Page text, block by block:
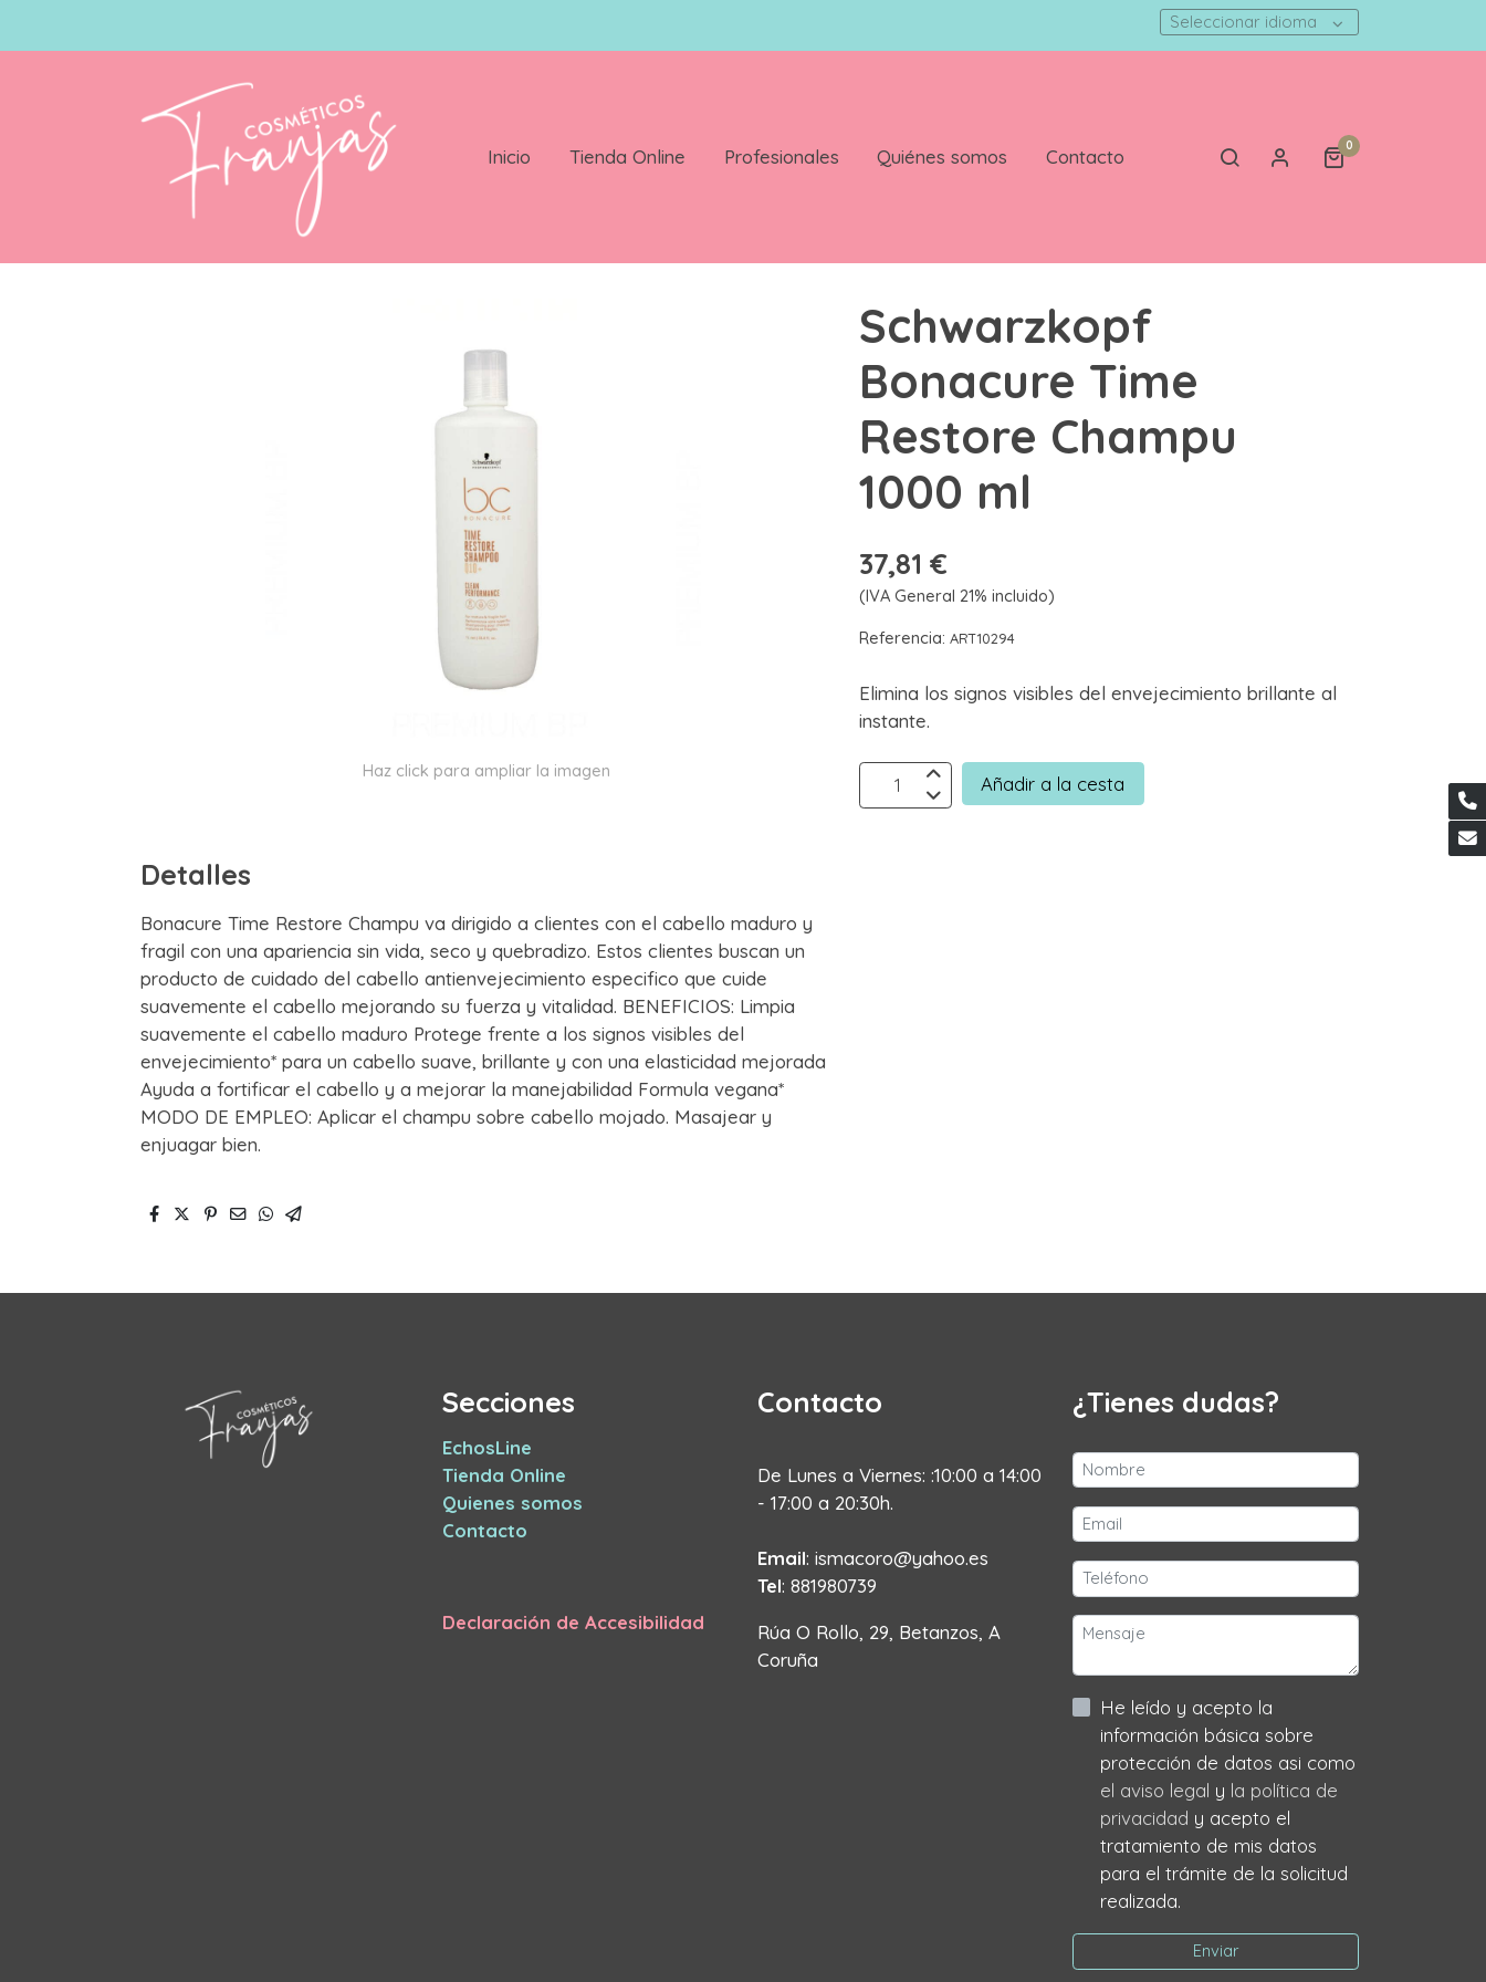
Seleccionar idioma
Inicio Tienda Online Profesionales Quiénes somos Contacto 0
Schwarzkopf Bonacure Time Restore Champu 1000 ml
Haz click para ampliar la imagen
Detalles
Bonacure Time Restore Champu va dirigido a clientes con el cabello maduro y
fragil con una apariencia sin vida, seco y quebradizo. Estos clientes buscan un
producto de cuidado del cabello antienvejecimiento especifico que cuide
suavemente el cabello mejorando su fuerza y vitalidad. BENEFICIOS: Limpia
suavemente el cabello maduro Protege frente a los signos visibles del
envejecimiento* para un cabello suave, brillante y con una elasticidad mejorada
Ayuda a fortificar el cabello y a mejorar la manejabilidad Formula vegana*
MODO DE EMPLEO: Aplicar el champu sobre cabello mojado. Masajear y
enjuagar bien.
Schwarzkopf
Bonacure Time
Restore Champu
1000 ml
37,81 €
(IVA General 21% incluido)
Referencia:ART10294
Elimina los signos visibles del envejecimiento brillante al
instante.
Añadir a la cesta
Secciones
EchosLine
Tienda Online
Quienes somos
Contacto
Declaración de Accesibilidad
Contacto
De Lunes a Viernes: :10:00 a 14:00
- 17:00 a 20:30h.
Email: ismacoro@yahoo.es
Tel: 881980739
Rúa O Rollo, 29, Betanzos, A
Coruña
¿Tienes dudas?
He leído y acepto la
información básica sobre
protección de datos asi como
el aviso legal y la política de
privacidad y acepto el
tratamiento de mis datos
para el trámite de la solicitud
realizada.
Enviar